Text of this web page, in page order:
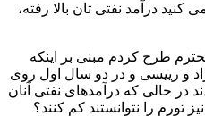
طرح کردم مبنی بر اینکه
و رییسی و در دو سال اول روی
در حالی که درآمدهای نفتی آنان
تورم را نتوانستند کم کنند؟